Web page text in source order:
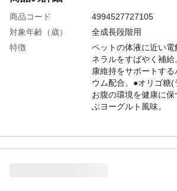
商品コード
4994527727105
対象年齢（歳）
全成長段階用
特徴
ペットの体液に近い電
ネラルをすばやく補
康維持をサポートす
ウム配合。●オリゴ糖
お腹の環境を健康に
ぶヨーグルト風味。